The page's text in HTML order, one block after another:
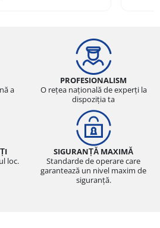
a
PROFESIONALISM
O rețea națională de experți la
dispoziția ta
loc.
SIGURANȚĂ MAXIMĂ
Standarde de operare care
garantează un nivel maxim de
siguranță.